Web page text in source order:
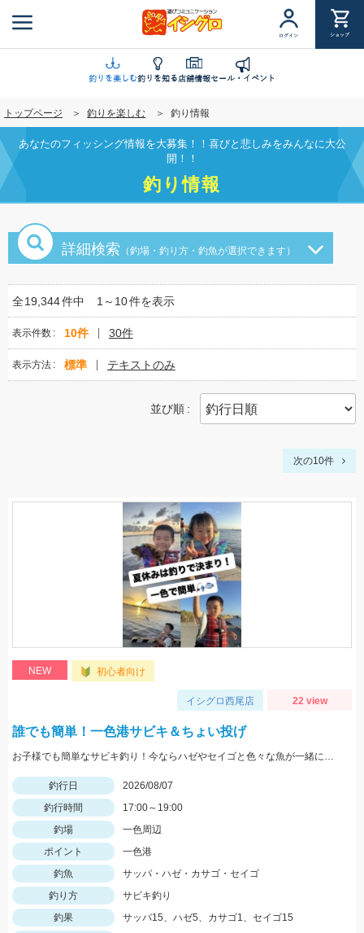
ン
に
移
動
ログイン ショップ
釣りを楽しむ釣りを知る店舗情報セール・イベント
トップページ 釣りを楽しむ 釣り情報
あなたのフィッシング情報を大募集！！喜びと悲しみをみんなに大公
開！！
釣り情報
詳細検索 （釣場・釣り方・釣魚が選択できます）
全19,344件中 1～10件を表示
表示件数 10件 30件
表示方法 標準 テキストのみ
並び順
次の10件
NEW 初心者向け
イシグロ西尾店 22 view
誰でも簡単！一色港サビキ＆ちょい投げ
お子様でも簡単なサビキ釣り！今ならハゼやセイゴと色々な魚が一緒に狙えて楽しいです！夏休みの自由研究にもオススメ！
釣行日
2026/08/07
釣行時間
17:00～19:00
釣場
一色周辺
ポイント
一色港
釣魚
サッパ・ハゼ・カサゴ・セイゴ
釣り方
サビキ釣り
釣果
サッパ15、ハゼ5、カサゴ1、セイゴ15